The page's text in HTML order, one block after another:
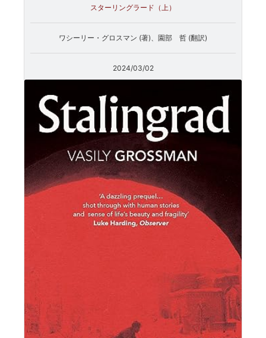
スターリングラード（上）
ワシーリー・グロスマン (著)、園部 哲 (翻訳)
2024/03/02